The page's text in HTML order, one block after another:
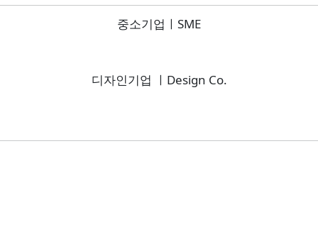
중소기업ㅣSME
디자인기업 ㅣDesign Co.